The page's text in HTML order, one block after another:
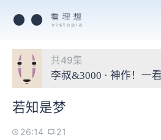
共49集
李叔&3000 · 神作！一
若知是梦
26:14 21